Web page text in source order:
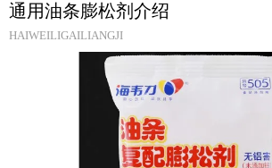
通用油条膨松剂介绍
HAIWEILIGAILIANGJI